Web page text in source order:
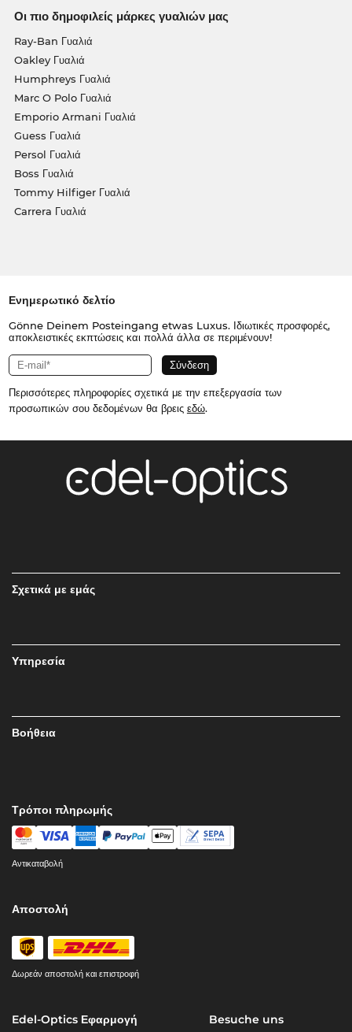
Οι πιο δημοφιλείς μάρκες γυαλιών μας
Ray-Ban Γυαλιά
Oakley Γυαλιά
Humphreys Γυαλιά
Marc O Polo Γυαλιά
Emporio Armani Γυαλιά
Guess Γυαλιά
Persol Γυαλιά
Boss Γυαλιά
Tommy Hilfiger Γυαλιά
Carrera Γυαλιά
Ενημερωτικό δελτίο
Gönne Deinem Posteingang etwas Luxus. Ιδιωτικές προσφορές,
αποκλειστικές εκπτώσεις και πολλά άλλα σε περιμένουν!
Περισσότερες πληροφορίες σχετικά με την επεξεργασία των
προσωπικών σου δεδομένων θα βρεις εδώ.
Σχετικά με εμάς
Υπηρεσία
Βοήθεια
Τρόποι πληρωμής
Αντικαταβολή
Αποστολή
Δωρεάν αποστολή και επιστροφή
Edel-Optics Εφαρμογή Besuche uns